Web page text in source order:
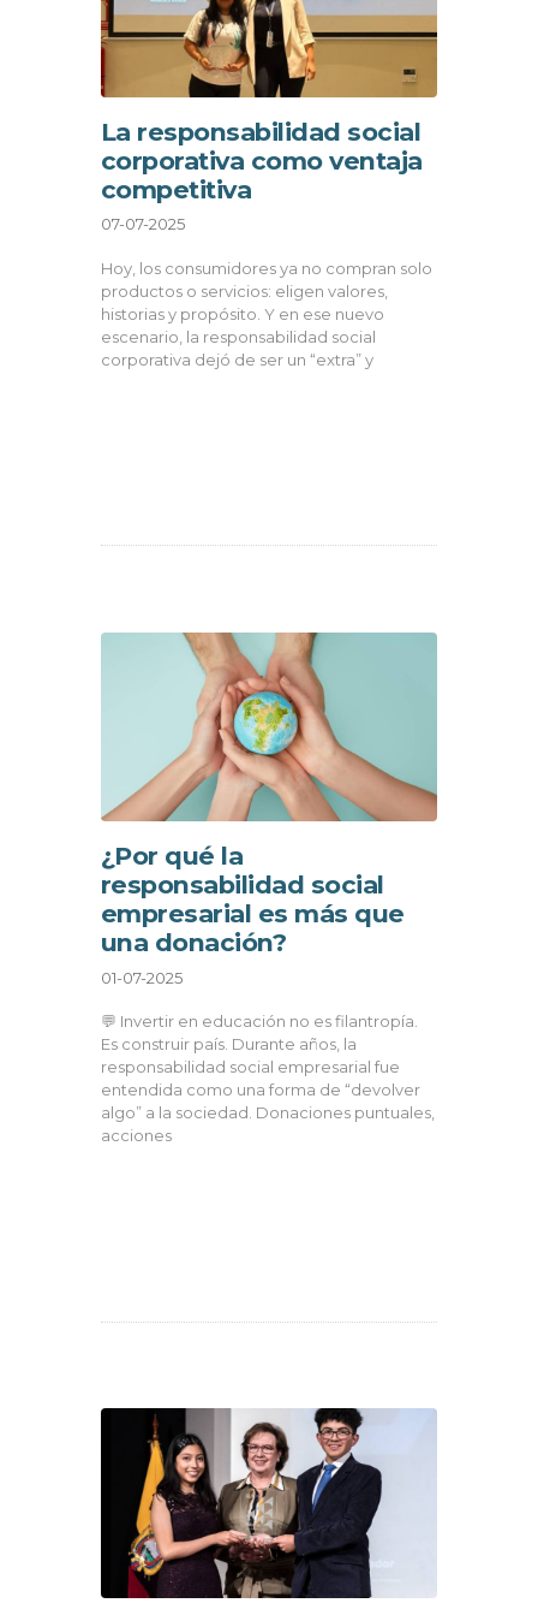
La responsabilidad social
corporativa como ventaja
competitiva
07-07-2025
Hoy, los consumidores ya no compran solo
productos o servicios: eligen valores,
historias y propósito. Y en ese nuevo
escenario, la responsabilidad social
corporativa dejó de ser un “extra” y
¿Por qué la
responsabilidad social
empresarial es más que
una donación?
01-07-2025
💬 Invertir en educación no es filantropía.
Es construir país. Durante años, la
responsabilidad social empresarial fue
entendida como una forma de “devolver
algo” a la sociedad. Donaciones puntuales,
acciones